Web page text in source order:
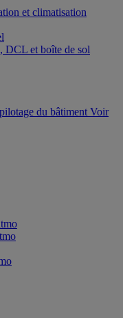
et climatisation
DCL et boîte de sol
du bâtiment Voir